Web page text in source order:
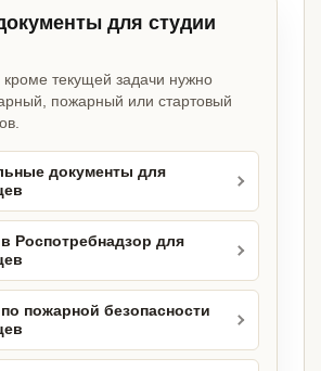
для студии
текущей задачи нужно
пожарный или стартовый
документы для
Роспотребнадзор для
пожарной безопасности